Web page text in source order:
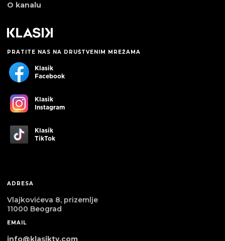
O kanalu
PRATITE NAS NA DRUŠTVENIM MREŽAMA
Klasik
Facebook
Klasik
Instagram
Klasik
TikTok
ADRESA
Vlajkovićeva 8, prizemlje
11000 Beograd
EMAIL
info@klasiktv.com